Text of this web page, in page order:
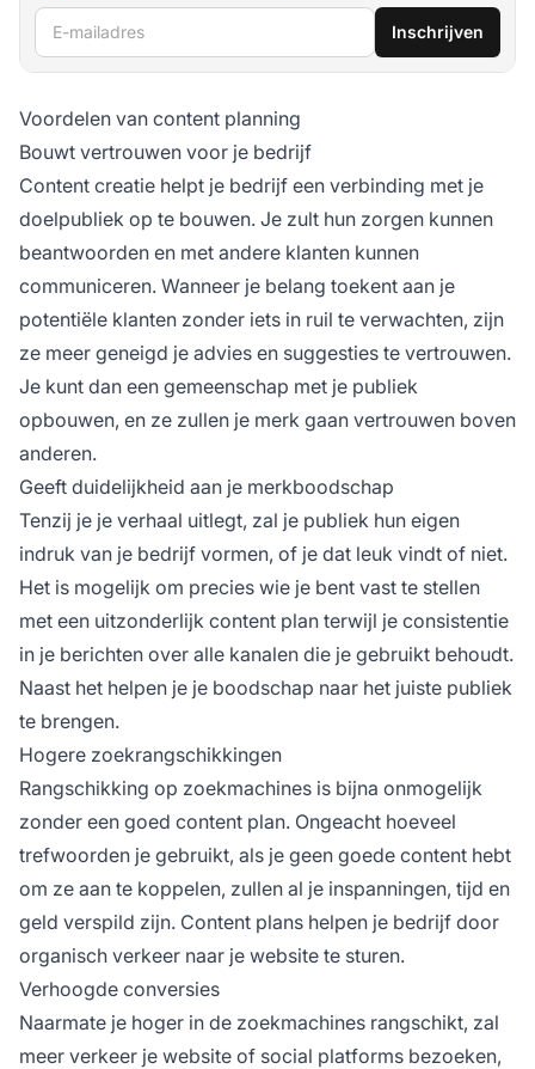
E-mailadres Inschrijven
Voordelen van content planning
Bouwt vertrouwen voor je bedrijf
Content creatie helpt je bedrijf een verbinding met je
doelpubliek op te bouwen. Je zult hun zorgen kunnen
beantwoorden en met andere klanten kunnen
communiceren. Wanneer je belang toekent aan je
potentiële klanten zonder iets in ruil te verwachten, zijn
ze meer geneigd je advies en suggesties te vertrouwen.
Je kunt dan een gemeenschap met je publiek
opbouwen, en ze zullen je merk gaan vertrouwen boven
anderen.
Geeft duidelijkheid aan je merkboodschap
Tenzij je je verhaal uitlegt, zal je publiek hun eigen
indruk van je bedrijf vormen, of je dat leuk vindt of niet.
Het is mogelijk om precies wie je bent vast te stellen
met een uitzonderlijk content plan terwijl je consistentie
in je berichten over alle kanalen die je gebruikt behoudt.
Naast het helpen je je boodschap naar het juiste publiek
te brengen.
Hogere zoekrangschikkingen
Rangschikking op zoekmachines is bijna onmogelijk
zonder een goed content plan. Ongeacht hoeveel
trefwoorden je gebruikt, als je geen goede content hebt
om ze aan te koppelen, zullen al je inspanningen, tijd en
geld verspild zijn. Content plans helpen je bedrijf door
organisch verkeer naar je website te sturen.
Verhoogde conversies
Naarmate je hoger in de zoekmachines rangschikt, zal
meer verkeer je website of social platforms bezoeken,